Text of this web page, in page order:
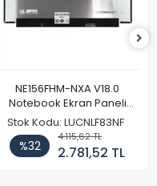
NE156FHM-NXA V18.0
Notebook Ekran Paneli
144Hz
Stok Kodu: LUCNLF83NF
%32
4.115,62 TL
2.781,52 TL